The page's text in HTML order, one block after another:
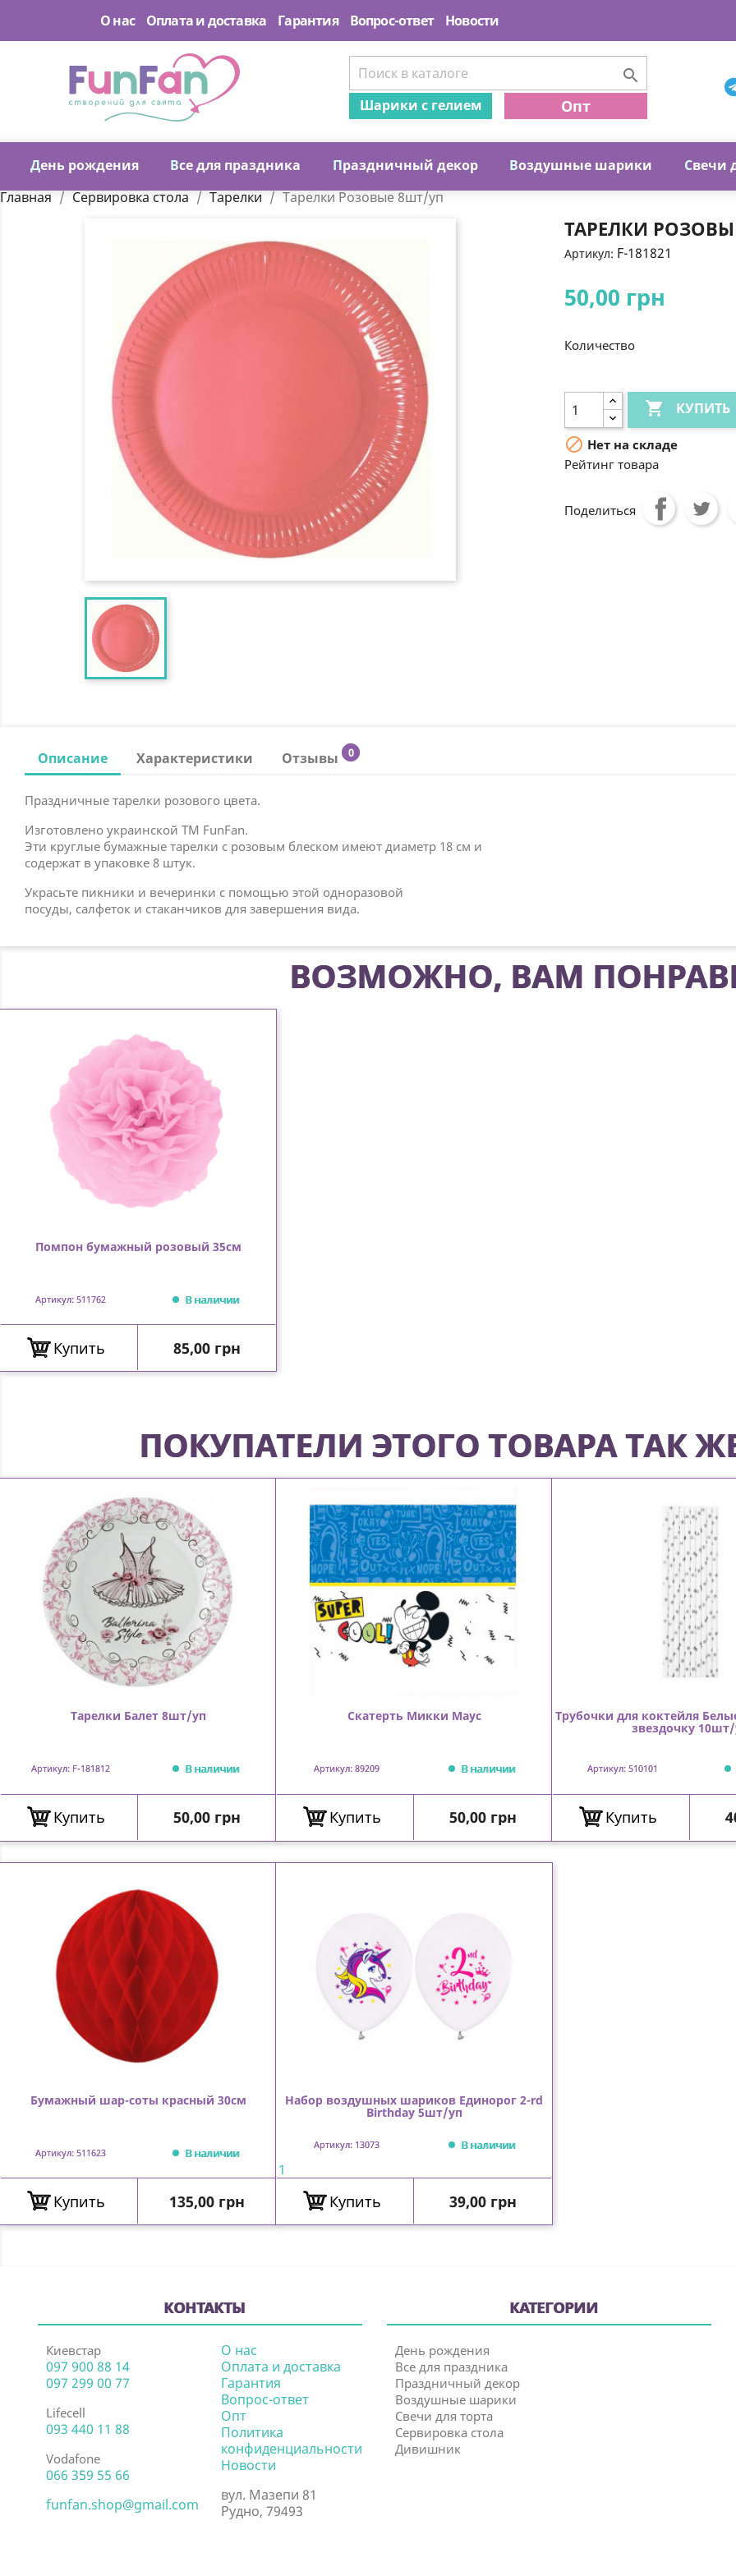
О нас Оплата и доставка Гарантия Вопрос-ответ Новости
День рождения Все для праздника Праздничный декор Воздушные шарики Свечи

Шарики с гелием Опт
Главная Сервировка стола Тарелки Тарелки Розовые 8шт/уп
ТАРЕЛКИ
Артикул: F-181821
50,00 грн
Количество
 КУПИТЬ
 Нет на складе
Рейтинг товара
Поделиться
Описание Характеристики Отзывы 0
Праздничные тарелки розового цвета.
Изготовлено украинской ТМ FunFan.
Эти круглые бумажные тарелки с розовым блеском имеют диаметр 18 см и
содержат в упаковке 8 штук.
Украсьте пикники и вечеринки с помощью этой одноразовой
посуды, салфеток и стаканчиков для завершения вида.
ВОЗМОЖНО, ВАМ
Помпон бумажный розовый 35см
Артикул: 511762 В наличии
Купить Цена
85,00 грн
ПОКУПАТЕЛИ ЭТОГО ТОВАРА ТАК
Тарелки Балет 8шт/уп
Артикул: F-181812 В наличии
Купить Цена
50,00 грн
Скатерть Микки Маус
Артикул: 89209 В наличии
Купить Цена
50,00 грн
Трубочки для коктейля
звездочку
Артикул: 510101
Купить
Бумажный шар-соты красный 30см
Артикул: 511623 В наличии
Купить Цена
135,00 грн
Набор воздушных шариков Единорог 2-rd
Birthday 5шт/уп
Артикул: 13073 В наличии
1
Купить Цена
39,00 грн
КОНТАКТЫ
Киевстар
097 900 88 14
097 299 00 77
Lifecell
093 440 11 88
Vodafone
066 359 55 66
funfan.shop@gmail.com
О нас
Оплата и доставка
Гарантия
Вопрос-ответ
Опт
Политика
конфиденциальности
Новости
вул. Мазепи 81
Рудно, 79493
КАТЕГОРИИ
День рождения
Все для праздника
Праздничный декор
Воздушные шарики
Свечи для торта
Сервировка стола
Дивишник